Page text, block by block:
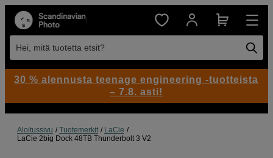
Hei, mitä tuotetta etsit?
Aloitussivu Tuotemerkit
LaCie
LaCie 2big Dock 48TB Thunderbolt 3 V2
30 % alennusta teenage engineering -tuotteista
– 7.8. asti!